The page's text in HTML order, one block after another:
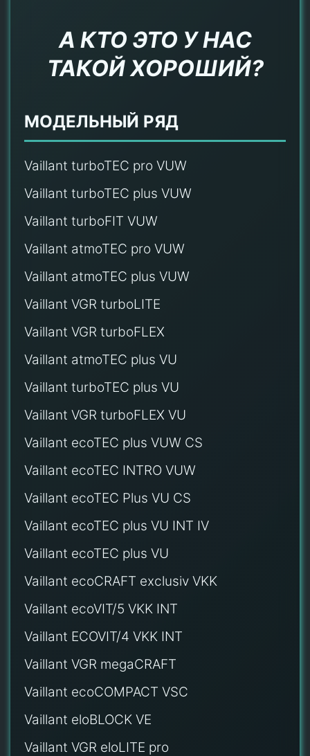
А КТО ЭТО У НАС
ТАКОЙ ХОРОШИЙ?
МОДЕЛЬНЫЙ РЯД
Vaillant turboTEC pro VUW
Vaillant turboTEC plus VUW
Vaillant turboFIT VUW
Vaillant atmoTEC pro VUW
Vaillant atmoTEC plus VUW
Vaillant VGR turboLITE
Vaillant VGR turboFLEX
Vaillant atmoTEC plus VU
Vaillant turboTEC plus VU
Vaillant VGR turboFLEX VU
Vaillant ecoTEC plus VUW CS
Vaillant ecoTEC INTRO VUW
Vaillant ecoTEC Plus VU CS
Vaillant ecoTEC plus VU INT IV
Vaillant ecoTEC plus VU
Vaillant ecoCRAFT exclusiv VKK
Vaillant ecoVIT/5 VKK INT
Vaillant ECOVIT/4 VKK INT
Vaillant VGR megaCRAFT
Vaillant ecoCOMPACT VSC
Vaillant eloBLOCK VE
Vaillant VGR eloLITE pro